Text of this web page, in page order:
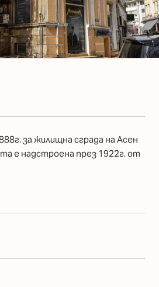
за жилищна сграда на Асен
е надстроена през 1922г. от